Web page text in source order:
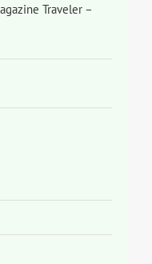
Traveler –